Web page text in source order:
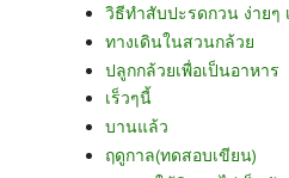
วิธีทำสับปะรดกวน ง่ายๆ
ทางเดินในสวนกล้วย
ปลูกกล้วยเพื่อเป็นอาหาร
เร็วๆนี้
บานแล้ว
ฤดูกาล(ทดสอบเขียน)